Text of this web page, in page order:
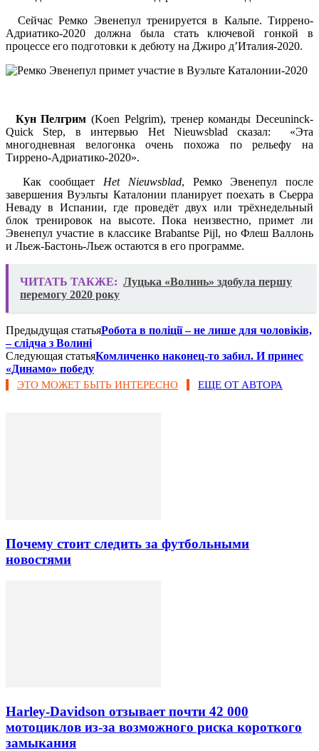
Сейчас Ремко Эвенепул тренируется в Кальпе. Тиррено-
Адриатико-2020 должна была стать ключевой гонкой в
процессе его подготовки к дебюту на Джиро д’Италия-2020.
Кун Пелгрим (Koen Pelgrim), тренер команды Deceuninck-
Quick Step, в интервью Het Nieuwsblad сказал: «Эта
многодневная велогонка очень похожа по рельефу на
Тиррено-Адриатико-2020».
Как сообщает Het Nieuwsblad, Ремко Эвенепул после
завершения Вуэльты Каталонии планирует поехать в Сьерра
Неваду в Испании, где проведёт двух или трёхнедельный
блок тренировок на высоте. Пока неизвестно, примет ли
Эвенепул участие в классике Brabantse Pijl, но Флеш Валлонь
и Льеж-Бастонь-Льеж остаются в его программе.
ЧИТАТЬ ТАКЖЕ: Луцька «Волинь» здобула першу
перемогу 2020 року
Предыдущая статьяРобота в поліції – не лише для чоловіків,
– слідча з Волині
Следующая статьяКомличенко наконец-то забил. И принес
«Динамо» победу
ЭТО МОЖЕТ БЫТЬ ИНТЕРЕСНО ЕЩЕ ОТ АВТОРА
Почему стоит следить за футбольными
новостями
Harley-Davidson отзывает почти 42 000
мотоциклов из-за возможного риска короткого
замыкания